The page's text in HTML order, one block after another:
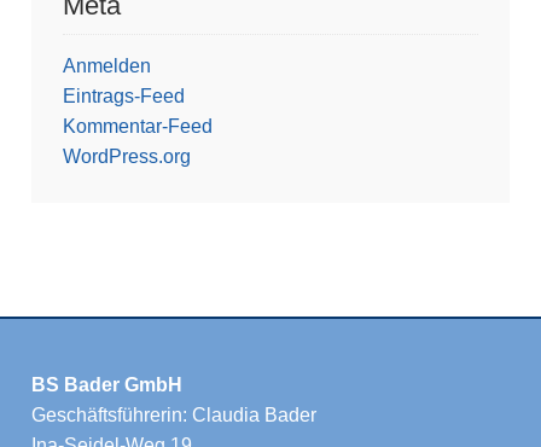
Anmelden
Eintrags-Feed
Kommentar-Feed
WordPress.org
BS Bader GmbH
Geschäftsführerin: Claudia Bader